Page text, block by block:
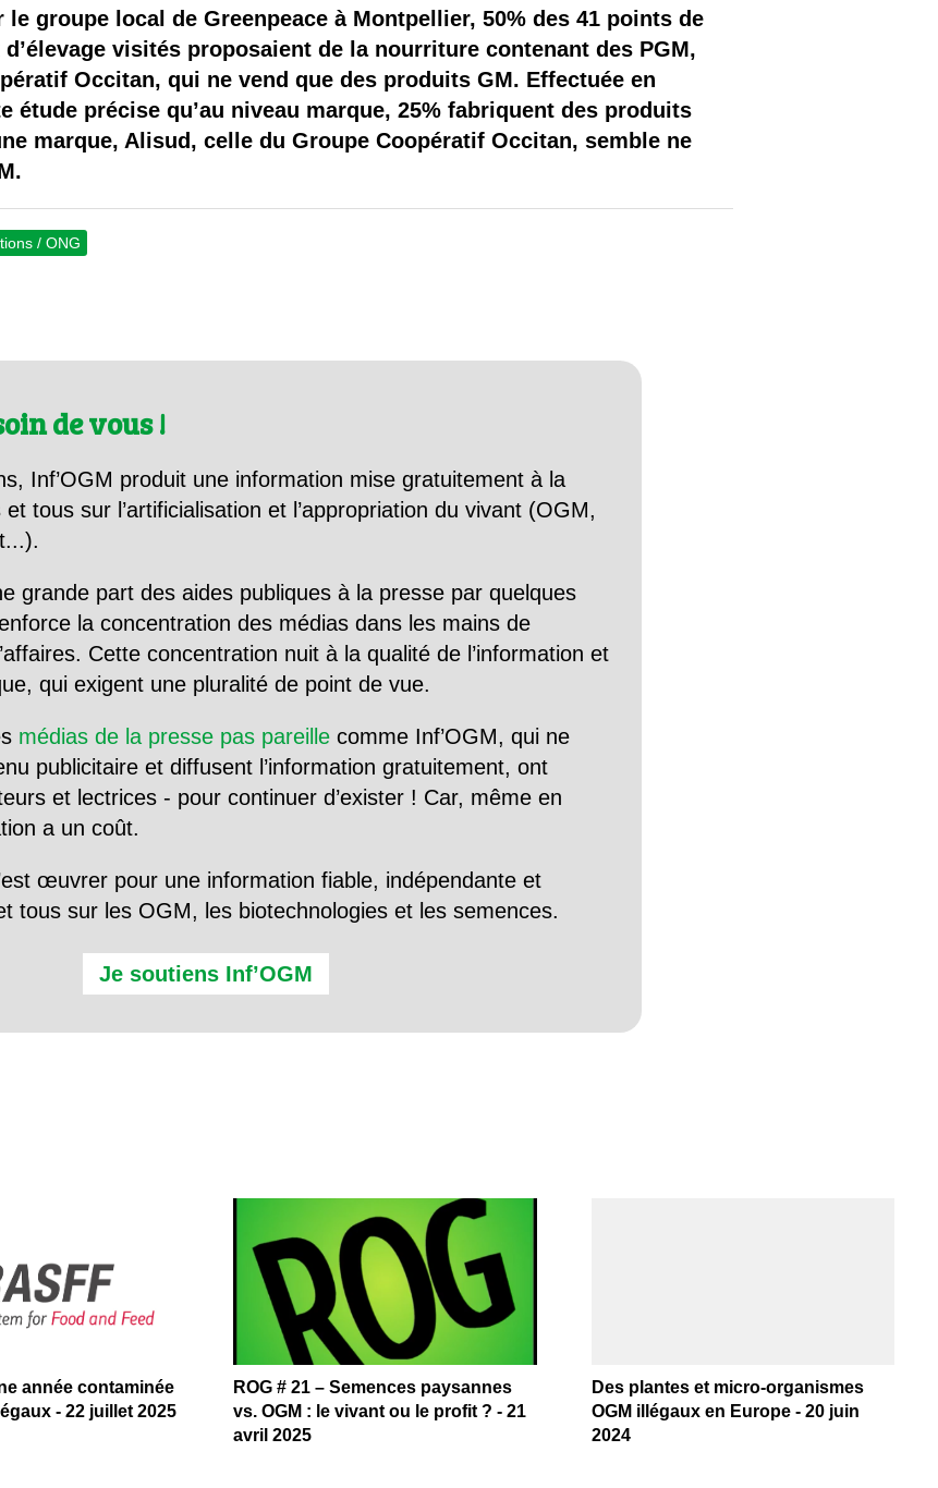
et semence
les avantages et les inconvénients des OGM ?
le groupe local de Greenpeace à Montpellier, 50% des 41 points de
visités proposaient de la nourriture contenant des PGM,
Occitan, qui ne vend que des produits GM. Effectuée en
étude précise qu’au niveau marque, 25% fabriquent des produits
marque, Alisud, celle du Groupe Coopératif Occitan, semble ne
/ ONG
de vous !
Inf’OGM produit une information mise gratuitement à la
tous sur l’artificialisation et l’appropriation du vivant (OGM,
grande part des aides publiques à la presse par quelques
la concentration des médias dans les mains de
Cette concentration nuit à la qualité de l’information et
qui exigent une pluralité de point de vue.
médias de la presse pas pareille comme Inf’OGM, qui ne
publicitaire et diffusent l’information gratuitement, ont
et lectrices - pour continuer d’exister ! Car, même en
a un coût.
œuvrer pour une information fiable, indépendante et
tous sur les OGM, les biotechnologies et les semences.
Je soutiens Inf’OGM
année contaminée
- 22 juillet 2025
ROG # 21 – Semences paysannes
vs. OGM : le vivant ou le profit ? - 21
avril 2025
Des plantes et micro-organismes
OGM illégaux en Europe - 20 juin
2024